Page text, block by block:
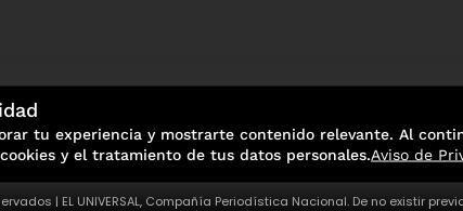
| EL UNIVERSAL, Compañía Periodística Nacional. De no existir
tu experiencia y mostrarte contenido relevante. Al
y el tratamiento de tus datos personales.Aviso de